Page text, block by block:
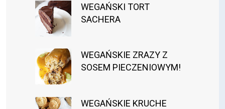
WEGAŃSKI TORT
SACHERA
WEGAŃSKIE ZRAZY Z
SOSEM PIECZENIOWYM!
WEGAŃSKIE KRUCHE